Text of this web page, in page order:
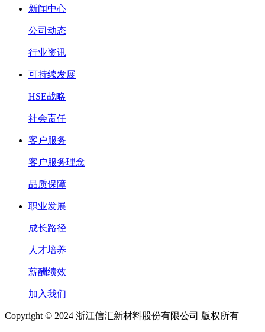
新闻中心
公司动态
行业资讯
可持续发展
HSE战略
社会责任
客户服务
客户服务理念
品质保障
职业发展
成长路径
人才培养
薪酬绩效
加入我们
Copyright © 2024 浙江信汇新材料股份有限公司 版权所有